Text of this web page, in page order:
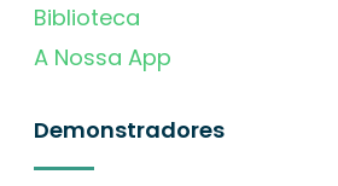
Biblioteca
A Nossa App
Demonstradores